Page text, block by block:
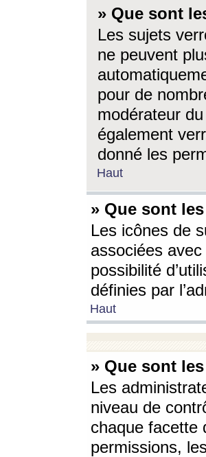
» Que sont
Les sujets
ne peuvent
pour de
modérateur
également
donné les
Haut
» Que sont
Les icônes de
associées
possibilité
définies par
Haut
» Que sont
Les
niveau de
chaque facette
permissions,